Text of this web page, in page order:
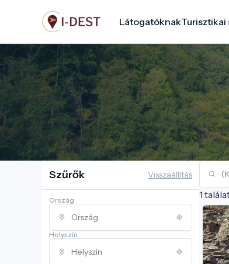
tartalomra
LátogatóknakTurisztikai
Szűrők Visszaállítás
Ország
Helyszín
1